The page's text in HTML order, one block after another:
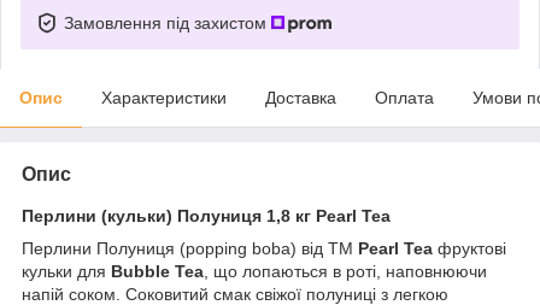
Замовлення під захистом
Опис Характеристики Доставка Оплата Умови
Опис
Перлини (кульки) Полуниця 1,8 кг Pearl Tea
Перлини Полуниця (popping boba) від ТМ Pearl Tea фруктові
кульки для Bubble Tea , що лопаються в роті, наповнюючи
напій соком. Соковитий смак свіжої полуниці з легкою